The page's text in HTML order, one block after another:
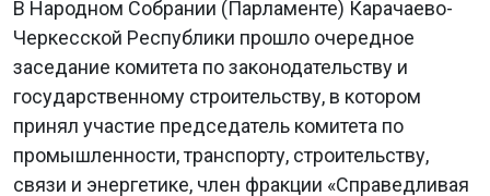
В Народном Собрании (Парламенте) Карачаево-
Черкесской Республики прошло очередное
заседание комитета по законодательству и
государственному строительству, в котором
принял участие председатель комитета по
промышленности, транспорту, строительству,
связи и энергетике, член фракции «Справедливая